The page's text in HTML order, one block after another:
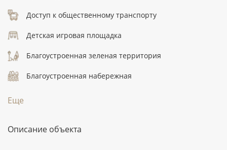
Доступ к общественному транспорту
Детская игровая площадка
Благоустроенная зеленая территория
Благоустроенная набережная
Еще
Описание объекта